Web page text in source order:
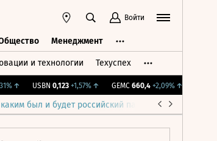
Войти
Менеджмент
и технологии Техуспех
↑ USBN 0,123 +1,57%↑ GEMC 660,4 +2,09%↑
был и будет российский парламент